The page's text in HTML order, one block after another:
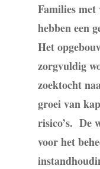
Families met
hebben een
Het
zorgvuldig
zoektocht
groei van
risico’s. De
voor het